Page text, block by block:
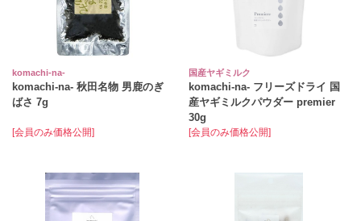
komachi‐na‐
komachi‐na‐ 秋田名物 男鹿のぎ
ばさ 7g
[会員のみ価格公開]
国産ヤギミルク
komachi-na- フリーズドライ 国
産ヤギミルクパウダー premier
30g
[会員のみ価格公開]